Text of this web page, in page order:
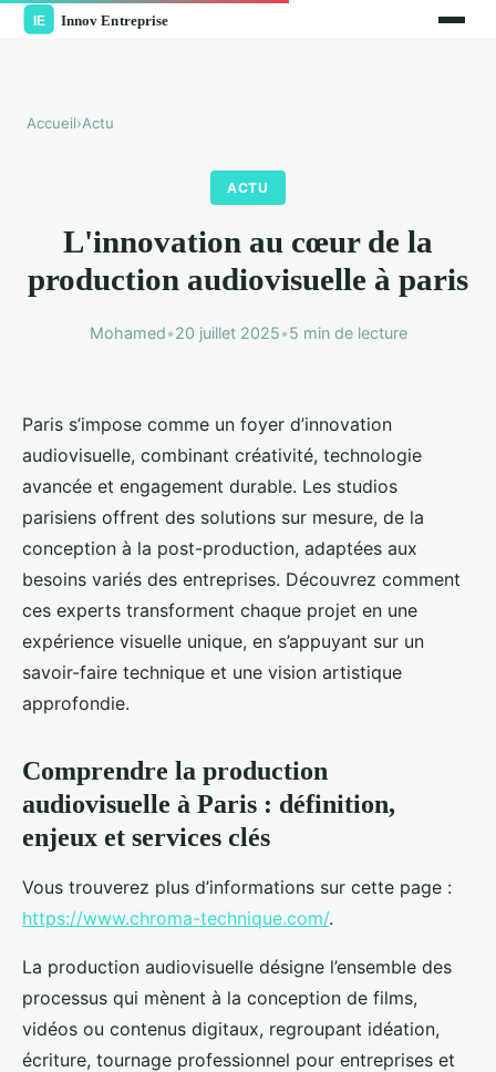
Accueil›Actu
ACTU
L'innovation au cœur de la
production audiovisuelle à paris
Mohamed•20 juillet 2025•5 min de lecture
Paris s’impose comme un foyer d’innovation
audiovisuelle, combinant créativité, technologie
avancée et engagement durable. Les studios
parisiens offrent des solutions sur mesure, de la
conception à la post-production, adaptées aux
besoins variés des entreprises. Découvrez comment
ces experts transforment chaque projet en une
expérience visuelle unique, en s’appuyant sur un
savoir-faire technique et une vision artistique
approfondie.
Comprendre la production
audiovisuelle à Paris : définition,
enjeux et services clés
Vous trouverez plus d’informations sur cette page :
https://www.chroma-technique.com/.
La production audiovisuelle désigne l’ensemble des
processus qui mènent à la conception de films,
vidéos ou contenus digitaux, regroupant idéation,
écriture, tournage professionnel pour entreprises et